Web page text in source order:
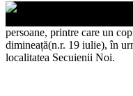
persoane, printre care un
dimineață(n.r. 19 iulie), în
localitatea Secuienii Noi.